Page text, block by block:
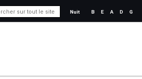
Nuit B E A D G